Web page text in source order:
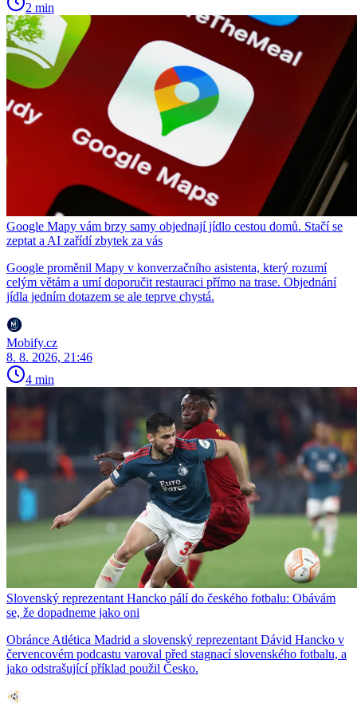
2 min
Google Mapy vám brzy samy objednají jídlo cestou domů. Stačí se
zeptat a AI zařídí zbytek za vás
Google proměnil Mapy v konverzačního asistenta, který rozumí
celým větám a umí doporučit restauraci přímo na trase. Objednání
jídla jedním dotazem se ale teprve chystá.
Mobify.cz
8. 8. 2026, 21:46
4 min
Slovenský reprezentant Hancko pálí do českého fotbalu: Obávám
se, že dopadneme jako oni
Obránce Atlética Madrid a slovenský reprezentant Dávid Hancko v
červencovém podcastu varoval před stagnací slovenského fotbalu, a
jako odstrašující příklad použil Česko.